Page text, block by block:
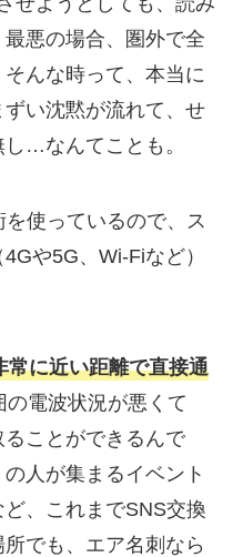
悪の場合、圏外で全
んな時って、本当に
い沈黙が流れて、せ
…なんてことも。
使っているので、ス
や5G、Wi-Fiなど）
常に近い距離で直接通
電波状況が悪くて
ことができるんで
人が集まるイベント
、これまでSNS交換
でも、エア名刺なら